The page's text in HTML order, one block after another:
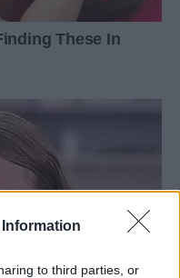
to third parties, or